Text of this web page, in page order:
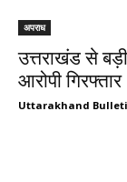
अपराध
उत्तराखंड से
आरोपी गिरफ्तार
Uttarakhand